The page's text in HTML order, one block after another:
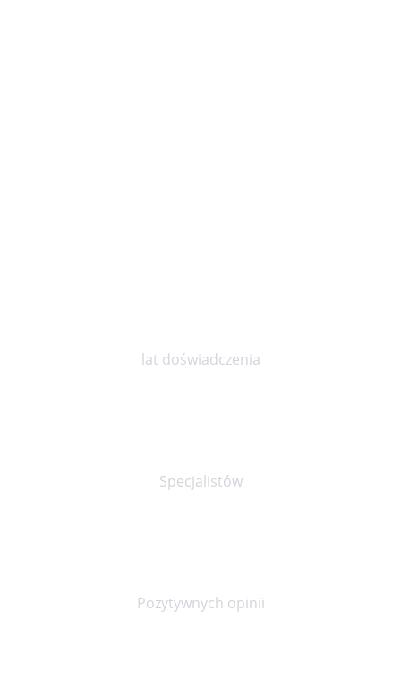
lat doświadczenia
Specjalistów
Pozytywnych opinii